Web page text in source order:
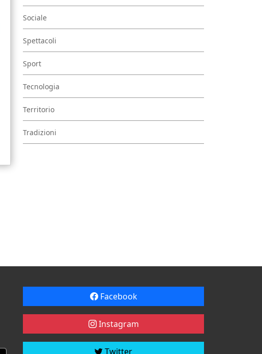
Sociale
Spettacoli
Sport
Tecnologia
Territorio
Tradizioni
Facebook
Instagram
Twitter